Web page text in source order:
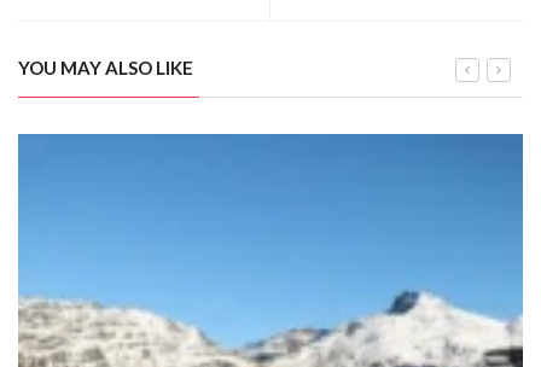
YOU MAY ALSO LIKE